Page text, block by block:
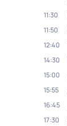
11:30
11:50
12:40
14:30
15:00
15:55
16:45
17:30